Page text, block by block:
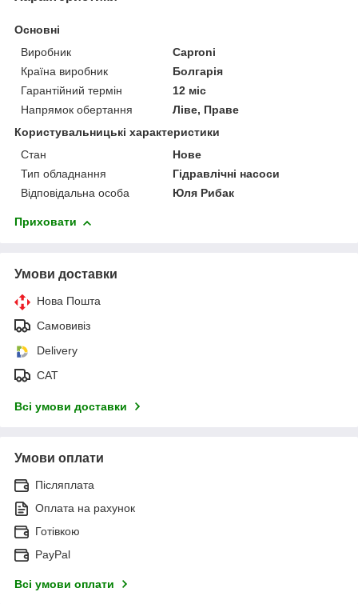
Основні
Виробник
Caproni
Країна виробник
Болгарія
Гарантійний термін
12 міс
Напрямок обертання
Ліве, Праве
Користувальницькі характеристики
Стан
Нове
Тип обладнання
Гідравлічні насоси
Відповідальна особа
Юля Рибак
Приховати
Умови доставки
Нова Пошта
Самовивіз
Delivery
САТ
Всі умови доставки
Умови оплати
Післяплата
Оплата на рахунок
Готівкою
PayPal
Всі умови оплати